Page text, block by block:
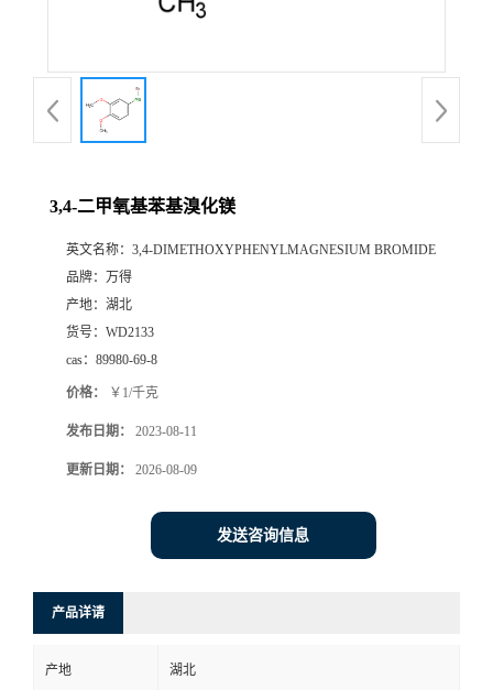
3,4-二甲氧基苯基溴化镁
英文名称： 3,4-DIMETHOXYPHENYLMAGNESIUM BROMIDE
品牌： 万得
产地： 湖北
货号： WD2133
cas： 89980-69-8
价格： ￥1/千克
发布日期： 2023-08-11
更新日期： 2026-08-09
发送咨询信息
产品详请
产地 湖北